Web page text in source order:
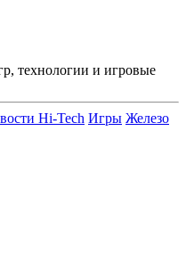
технологии и игровые
Hi-Tech Игры Железо